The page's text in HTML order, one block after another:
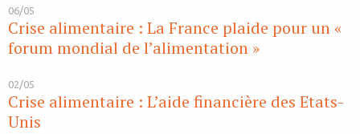
06/05
Crise alimentaire : La France plaide pour un «
forum mondial de l’alimentation »
02/05
Crise alimentaire : L’aide financière des Etats-
Unis